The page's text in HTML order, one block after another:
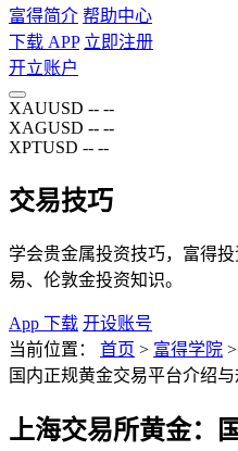
富得简介 帮助中心
下载 APP 立即注册
开立账户
XAUUSD -- --
XAGUSD -- --
XPTUSD -- --
交易技巧
学会贵金属投资技巧，富得
易、伦敦金投资知识。
App 下载 开设账号
当前位置：
首页 > 富得学院 >
国内正规黄金交易平台介绍与
上海交易所黄金：